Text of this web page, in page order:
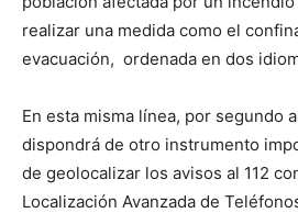
realizar una medida como el
evacuación, ordenada en dos
En esta misma línea, por segundo
dispondrá de otro instrumento
de geolocalizar los avisos al 112
Localización Avanzada de